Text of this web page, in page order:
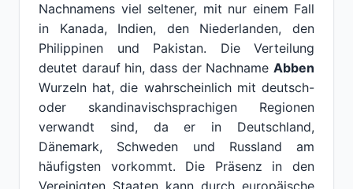
Nachnamens viel seltener, mit nur einem Fall
in Kanada, Indien, den Niederlanden, den
Philippinen und Pakistan. Die Verteilung
deutet darauf hin, dass der Nachname Abben
Wurzeln hat, die wahrscheinlich mit deutsch-
oder skandinavischsprachigen Regionen
verwandt sind, da er in Deutschland,
Dänemark, Schweden und Russland am
häufigsten vorkommt. Die Präsenz in den
Vereinigten Staaten kann durch europäische